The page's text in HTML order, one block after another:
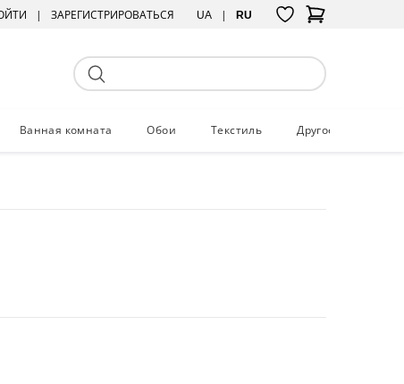
ЗАРЕГИСТРИРОВАТЬСЯ UA RU
Ванная комната Обои Текстиль Другое